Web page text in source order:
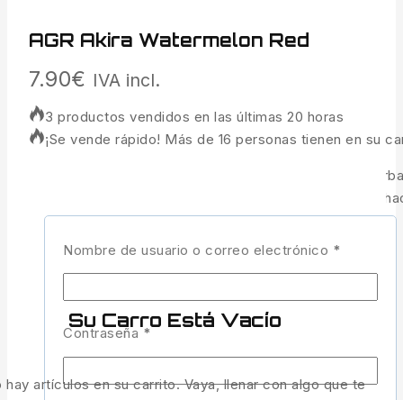
AGR Akira Watermelon Red
7.90€ IVA incl.
3 productos vendidos en las últimas 20 horas
¡Se vende rápido! Más de 16 personas tienen en su
Este señuelo ha sido diseñado para dotar a los
como TRAILER. Su forma y sus 11,5 cm de longitud lo
movimientos erráticos del chatterbait
1 disponibles
AÑADIR AL CARRITO
Nombre de usuario o correo electrónico *
Contraseña *
Su Carro Está Vacío
hay artículos en su carrito. Vaya, llenar con algo que te